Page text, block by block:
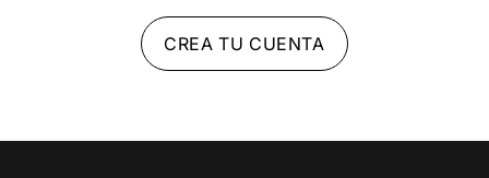
CREA TU CUENTA